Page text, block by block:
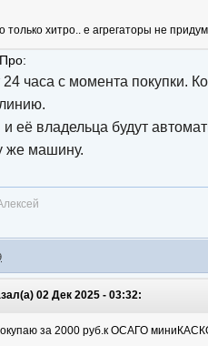
только хитро.. е агрегаторы не
часа с момента покупки.
владельца будут
же машину.
02 Дек 2025 - 03:32:
за 2000 руб.к ОСАГО